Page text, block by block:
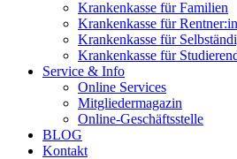
Krankenkasse für Familien
Krankenkasse für
Krankenkasse für
Krankenkasse für
Service & Info
Online Services
Mitgliedermagazin
Online-Geschäftsstelle
BLOG
Kontakt